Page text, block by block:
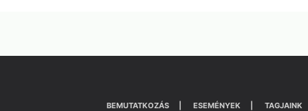
BEMUTATKOZÁS ESEMÉNYEK TAGJAINK